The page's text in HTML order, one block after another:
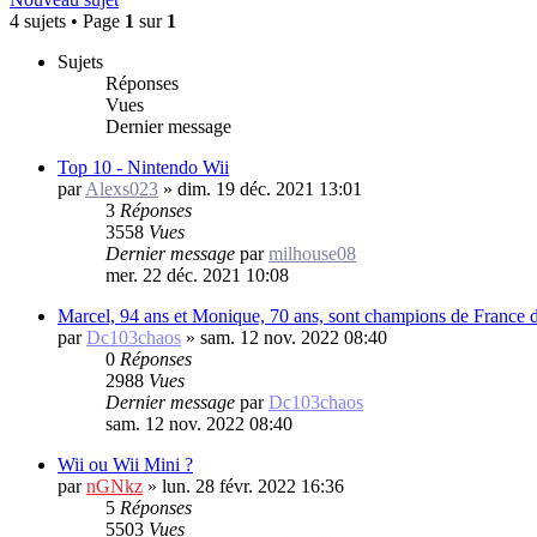
4 sujets • Page 1 sur 1
Sujets
Réponses
Vues
Dernier message
Top 10 - Nintendo Wii
parAlexs023 » dim. 19 déc. 2021 13:01
3 Réponses
3558 Vues
Dernier message parmilhouse08
mer. 22 déc. 2021 10:08
Marcel, 94 ans et Monique, 70 ans, sont champions de France
parDc103chaos » sam. 12 nov. 2022 08:40
0 Réponses
2988 Vues
Dernier message parDc103chaos
sam. 12 nov. 2022 08:40
Wii ou Wii Mini ?
parnGNkz » lun. 28 févr. 2022 16:36
5 Réponses
5503 Vues